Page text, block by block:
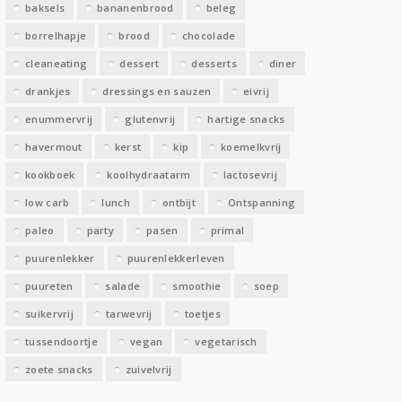
baksels bananenbrood beleg
borrelhapje brood chocolade
cleaneating dessert desserts diner
drankjes dressings en sauzen eivrij
enummervrij glutenvrij hartige snacks
havermout kerst kip koemelkvrij
kookboek koolhydraatarm lactosevrij
low carb lunch ontbijt Ontspanning
paleo party pasen primal
puurenlekker puurenlekkerleven
puureten salade smoothie soep
suikervrij tarwevrij toetjes
tussendoortje vegan vegetarisch
zoete snacks zuivelvrij